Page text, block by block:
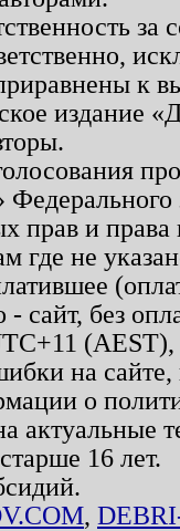
к
издание
прав и
где не
сайт, без
на
о
актуальные
16 лет.
,